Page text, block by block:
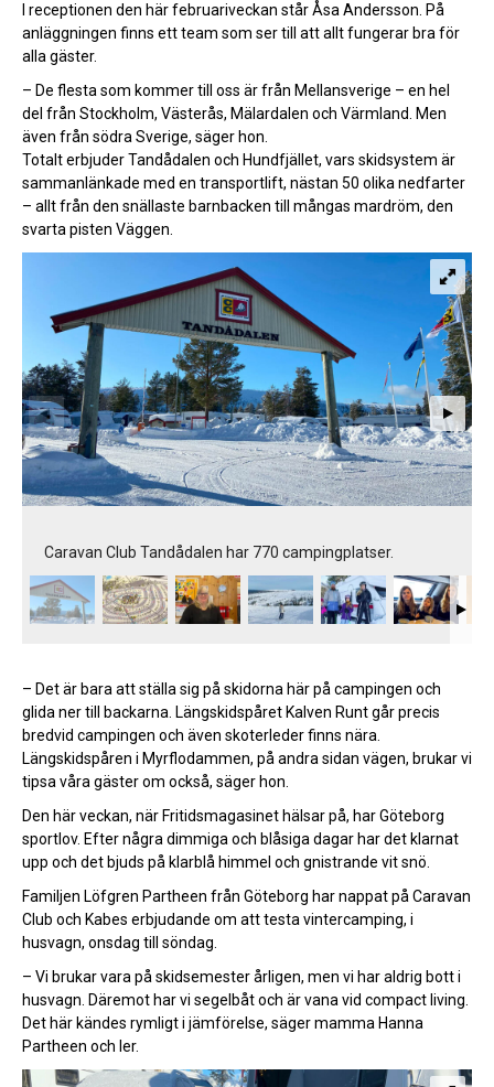
I receptionen den här februariveckan står Åsa Andersson. På
anläggningen finns ett team som ser till att allt fungerar bra för
alla gäster.
– De flesta som kommer till oss är från Mellansverige – en hel
del från Stockholm, Västerås, Mälardalen och Värmland. Men
även från södra Sverige, säger hon.
Totalt erbjuder Tandådalen och Hundfjället, vars skidsystem är
sammanlänkade med en transportlift, nästan 50 olika nedfarter
– allt från den snällaste barnbacken till mångas mardröm, den
svarta pisten Väggen.
Caravan Club Tandådalen har 770 campingplatser.
– Det är bara att ställa sig på skidorna här på campingen och
glida ner till backarna. Längskidspåret Kalven Runt går precis
bredvid campingen och även skoterleder finns nära.
Längskidspåren i Myrflodammen, på andra sidan vägen, brukar vi
tipsa våra gäster om också, säger hon.
Den här veckan, när Fritidsmagasinet hälsar på, har Göteborg
sportlov. Efter några dimmiga och blåsiga dagar har det klarnat
upp och det bjuds på klarblå himmel och gnistrande vit snö.
Familjen Löfgren Partheen från Göteborg har nappat på Caravan
Club och Kabes erbjudande om att testa vintercamping, i
husvagn, onsdag till söndag.
– Vi brukar vara på skidsemester årligen, men vi har aldrig bott i
husvagn. Däremot har vi segelbåt och är vana vid compact living.
Det här kändes rymligt i jämförelse, säger mamma Hanna
Partheen och ler.